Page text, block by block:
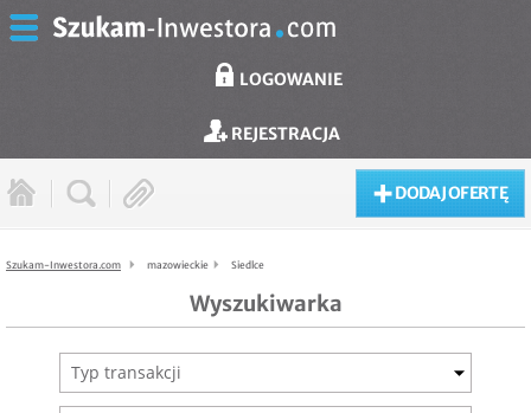
LOGOWANIE
REJESTRACJA
DODAJ OFERTĘ
Szukam-Inwestora.com mazowieckie Siedlce
Wyszukiwarka
Typ transakcji